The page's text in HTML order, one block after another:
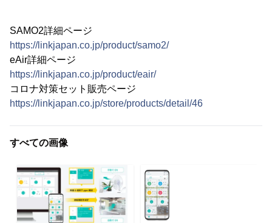
SAMO2詳細ページ
https://linkjapan.co.jp/product/samo2/
eAir詳細ページ
https://linkjapan.co.jp/product/eair/
コロナ対策セット販売ページ
https://linkjapan.co.jp/store/products/detail/46
すべての画像